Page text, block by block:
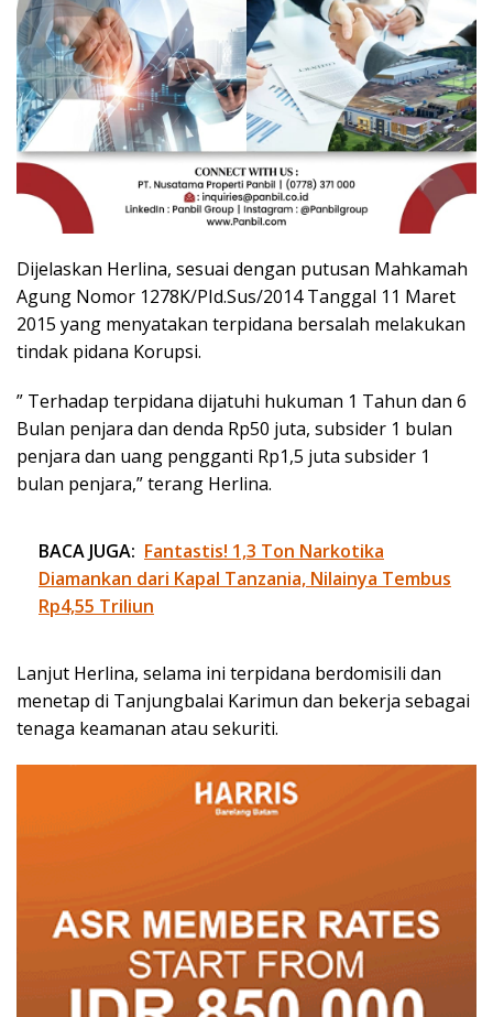
Dijelaskan Herlina, sesuai dengan putusan Mahkamah
Agung Nomor 1278K/PId.Sus/2014 Tanggal 11 Maret
2015 yang menyatakan terpidana bersalah melakukan
tindak pidana Korupsi.
” Terhadap terpidana dijatuhi hukuman 1 Tahun dan 6
Bulan penjara dan denda Rp50 juta, subsider 1 bulan
penjara dan uang pengganti Rp1,5 juta subsider 1
bulan penjara,” terang Herlina.
BACA JUGA: Fantastis! 1,3 Ton Narkotika
Diamankan dari Kapal Tanzania, Nilainya Tembus
Rp4,55 Triliun
Lanjut Herlina, selama ini terpidana berdomisili dan
menetap di Tanjungbalai Karimun dan bekerja sebagai
tenaga keamanan atau sekuriti.